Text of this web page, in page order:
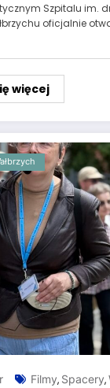
Szpitalu im.
oficjalnie
więcej
Filmy, Spacery,